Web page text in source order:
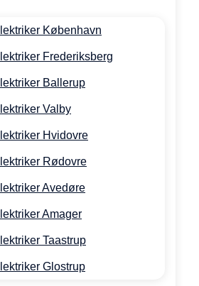
København
Frederiksberg
Ballerup
Valby
Hvidovre
Rødovre
Avedøre
Amager
Taastrup
Glostrup